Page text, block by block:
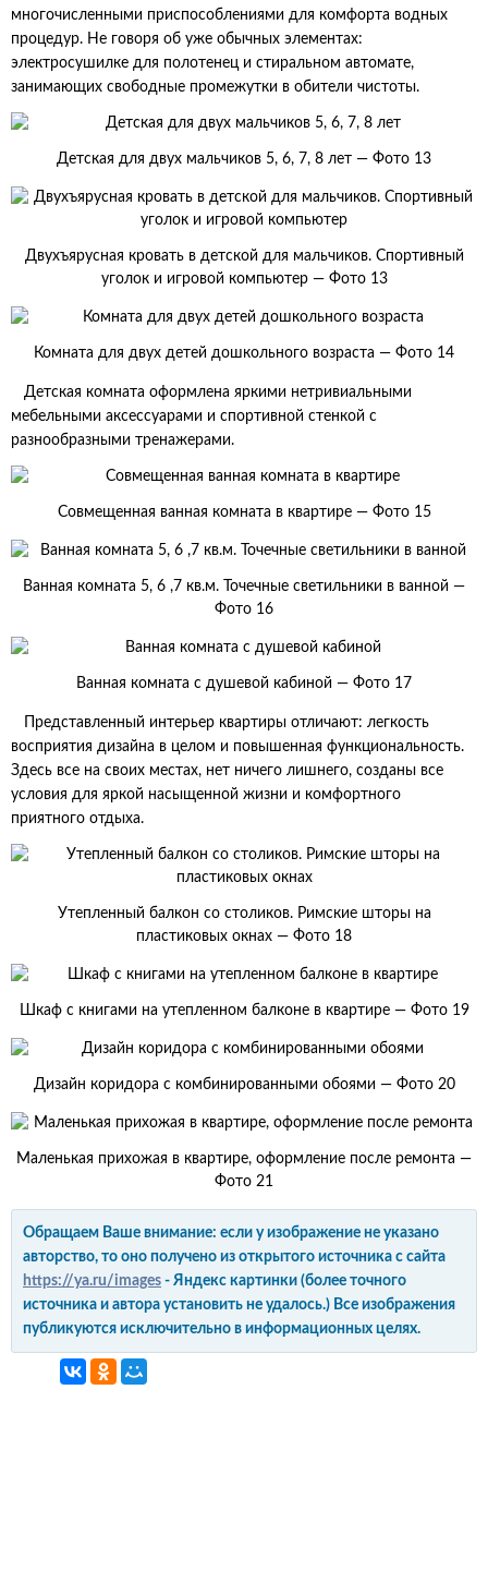
многочисленными приспособлениями для комфорта водных
процедур. Не говоря об уже обычных элементах:
электросушилке для полотенец и стиральном автомате,
занимающих свободные промежутки в обители чистоты.
Детская для двух мальчиков 5, 6, 7, 8 лет — Фото 13
Двухъярусная кровать в детской для мальчиков. Спортивный
уголок и игровой компьютер — Фото 13
Комната для двух детей дошкольного возраста — Фото 14
Детская комната оформлена яркими нетривиальными
мебельными аксессуарами и спортивной стенкой с
разнообразными тренажерами.
Совмещенная ванная комната в квартире — Фото 15
Ванная комната 5, 6 ,7 кв.м. Точечные светильники в ванной —
Фото 16
Ванная комната с душевой кабиной — Фото 17
Представленный интерьер квартиры отличают: легкость
восприятия дизайна в целом и повышенная функциональность.
Здесь все на своих местах, нет ничего лишнего, созданы все
условия для яркой насыщенной жизни и комфортного
приятного отдыха.
Утепленный балкон со столиков. Римские шторы на
пластиковых окнах — Фото 18
Шкаф с книгами на утепленном балконе в квартире — Фото 19
Дизайн коридора с комбинированными обоями — Фото 20
Маленькая прихожая в квартире, оформление после ремонта —
Фото 21
Обращаем Ваше внимание: если у изображение не указано
авторство, то оно получено из открытого источника с сайта
https://ya.ru/images - Яндекс картинки (более точного
источника и автора установить не удалось.) Все изображения
публикуются исключительно в информационных целях.